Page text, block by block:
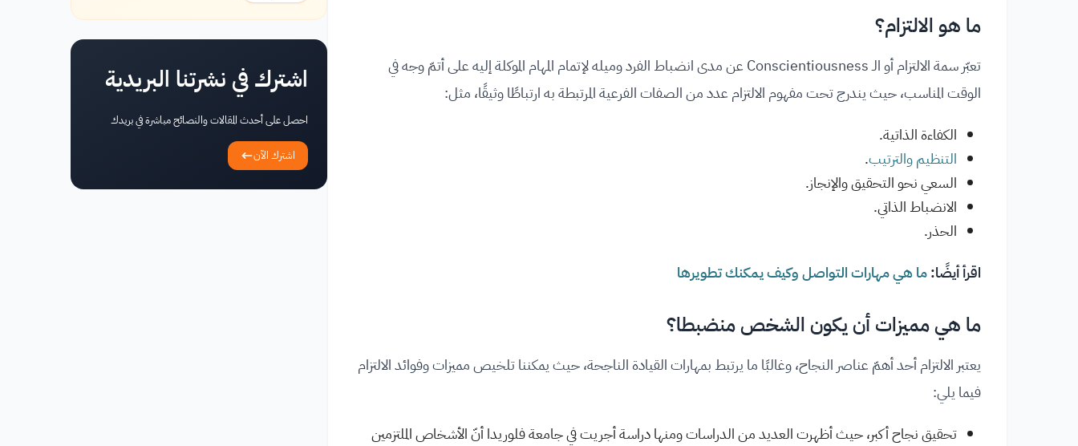
ما هو الالتزام؟
تعبّر سمة الالتزام أو الـ Conscientiousness عن مدى انضباط الفرد وميله لإتمام المهام الموكلة إليه على أتمّ وجه في
الوقت المناسب، حيث يندرج تحت مفهوم الالتزام عدد من الصفات الفرعية المرتبطة به ارتباطًا وثيقًا، مثل:
الكفاءة الذاتية.
التنظيم والترتيب.
السعي نحو التحقيق والإنجاز.
الانضباط الذاتي.
الحذر.
اقرأ أيضًا:ما هي مهارات التواصل وكيف يمكنك تطويرها
ما هي مميزات أن يكون الشخص منضبطا؟
يعتبر الالتزام أحد أهمّ عناصر النجاح، وغالبًا ما يرتبط بمهارات القيادة الناجحة، حيث يمكننا تلخيص مميزات وفوائد الالتزام
فيما يلي:
تحقيق نجاح أكبر، حيث أظهرت العديد من الدراسات ومنها دراسة أجريت في جامعة فلوريدا أنّ الأشخاص الملتزمين
اشترك في نشرتنا البريدية
احصل على أحدث المقالات والنصائح مباشرة في بريدك
اشترك الآن